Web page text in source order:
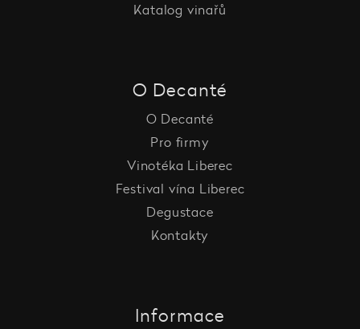
Katalog vinařů
O Decanté
O Decanté
Pro firmy
Vinotéka Liberec
Festival vína Liberec
Degustace
Kontakty
Informace